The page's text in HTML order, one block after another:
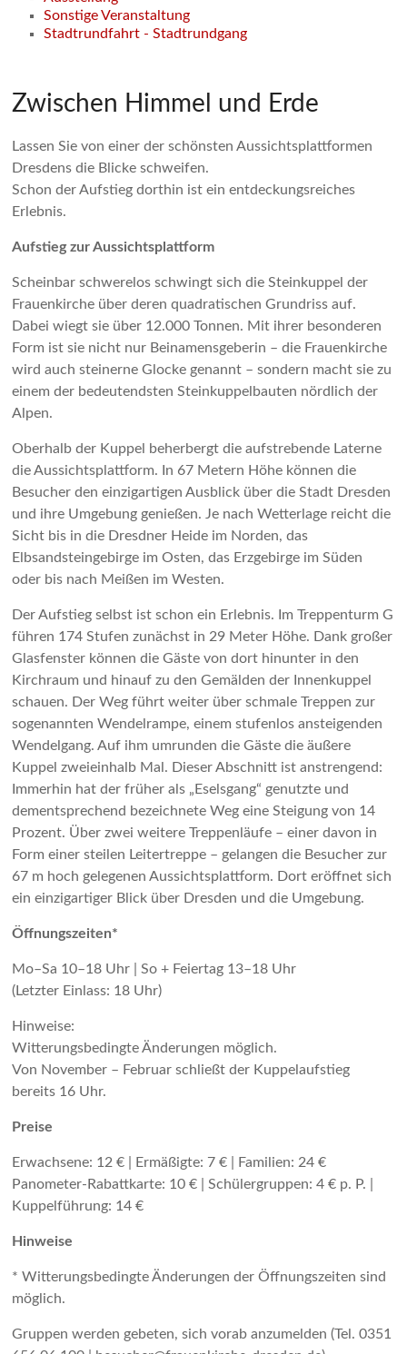
Sonstige Veranstaltung
Stadtrundfahrt - Stadtrundgang
Zwischen Himmel und Erde
Lassen Sie von einer der schönsten Aussichtsplattformen
Dresdens die Blicke schweifen.
Schon der Aufstieg dorthin ist ein entdeckungsreiches
Erlebnis.
Aufstieg zur Aussichts­platt­form
Scheinbar schwerelos schwingt sich die Steinkuppel der
Frauenkirche über deren quadratischen Grundriss auf.
Dabei wiegt sie über 12.000 Tonnen. Mit ihrer besonderen
Form ist sie nicht nur Beinamensgeberin – die Frauenkirche
wird auch steinerne Glocke genannt – sondern macht sie zu
einem der bedeutendsten Steinkuppelbauten nördlich der
Alpen.
Oberhalb der Kuppel beherbergt die aufstrebende Laterne
die Aussichtsplattform. In 67 Metern Höhe können die
Besucher den einzigartigen Ausblick über die Stadt Dresden
und ihre Umgebung genießen. Je nach Wetterlage reicht die
Sicht bis in die Dresdner Heide im Norden, das
Elbsandsteingebirge im Osten, das Erzgebirge im Süden
oder bis nach Meißen im Westen.
Der Aufstieg selbst ist schon ein Erlebnis. Im Treppenturm G
führen 174 Stufen zunächst in 29 Meter Höhe. Dank großer
Glasfenster können die Gäste von dort hinunter in den
Kirchraum und hinauf zu den Gemälden der Innenkuppel
schauen. Der Weg führt weiter über schmale Treppen zur
sogenannten Wendelrampe, einem stufenlos ansteigenden
Wendelgang. Auf ihm umrunden die Gäste die äußere
Kuppel zweieinhalb Mal. Dieser Abschnitt ist anstrengend:
Immerhin hat der früher als „Eselsgang“ genutzte und
dementsprechend bezeichnete Weg eine Steigung von 14
Prozent. Über zwei weitere Treppenläufe – einer davon in
Form einer steilen Leitertreppe – gelangen die Besucher zur
67 m hoch gelegenen Aussichtsplattform. Dort eröffnet sich
ein einzigartiger Blick über Dresden und die Umgebung.
Öffnungszeiten*
Mo–Sa 10–18 Uhr | So + Feiertag 13–18 Uhr
(Letzter Einlass: 18 Uhr)
Hinweise:
Witterungsbedingte Änderungen möglich.
Von November – Februar schließt der Kuppelaufstieg
bereits 16 Uhr.
Preise
Erwachsene: 12 € | Ermäßigte: 7 € | Familien: 24 €
Panometer-Rabattkarte: 10 € | Schülergruppen: 4 € p. P. |
Kuppelführung: 14 €
Hinweise
* Witterungsbedingte Änderungen der Öffnungszeiten sind
möglich.
Gruppen werden gebeten, sich vorab anzumelden (Tel. 0351